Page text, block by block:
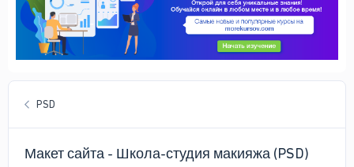
PSD
Макет сайта - Школа-студия макияжа (PSD)